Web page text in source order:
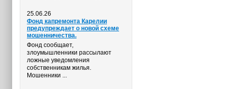
25.06.26
Фонд капремонта Карелии
предупреждает о новой схеме
мошенничества.
Фонд сообщает,
злоумышленники рассылают
ложные уведомления
собственникам жилья.
Мошенники ...